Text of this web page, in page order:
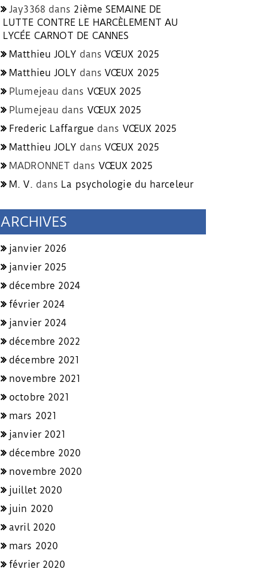
Jay3368 dans 2ième SEMAINE DE
LUTTE CONTRE LE HARCÈLEMENT AU
LYCÉE CARNOT DE CANNES
Matthieu JOLY dansVŒUX 2025
Matthieu JOLY dansVŒUX 2025
Plumejeau dans VŒUX 2025
Plumejeau dans VŒUX 2025
Frederic Laffargue dans VŒUX 2025
Matthieu JOLY dansVŒUX 2025
MADRONNET dans VŒUX 2025
M. V. dans La psychologie du harceleur
ARCHIVES
janvier 2026
janvier 2025
décembre 2024
février 2024
janvier 2024
décembre 2022
décembre 2021
novembre 2021
octobre 2021
mars 2021
janvier 2021
décembre 2020
novembre 2020
juillet 2020
juin 2020
avril 2020
mars 2020
février 2020